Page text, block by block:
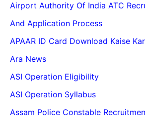
Airport Authority Of India ATC
And Application Process
APAAR ID Card Download Kaise
Ara News
ASI Operation Eligibility
ASI Operation Syllabus
Assam Police Constable